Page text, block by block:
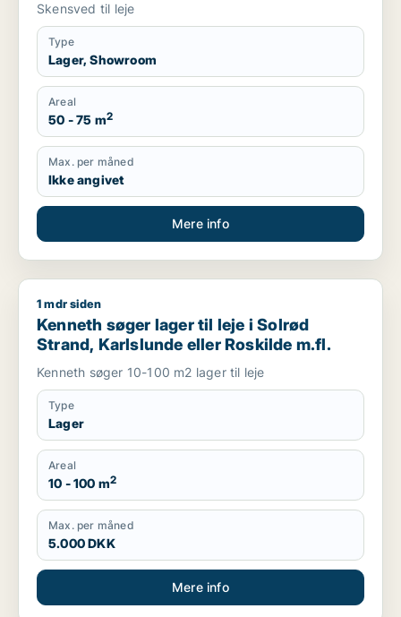
Skensved til leje
Type
Lager, Showroom
Areal
50 - 75 m2
Max. per måned
Ikke angivet
Mere info
Kenneth søger lager til leje i Solrød Strand, Karlslunde eller
1 mdr siden
Kenneth søger lager til leje i Solrød
Strand, Karlslunde eller Roskilde m.fl.
Kenneth søger 10-100 m2 lager til leje
Type
Lager
Areal
10 - 100 m2
Max. per måned
5.000 DKK
Mere info